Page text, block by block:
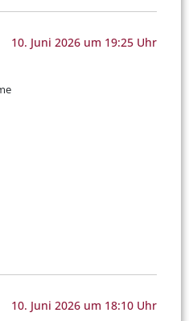
10. Juni 2026 um 19:25 Uhr
10. Juni 2026 um 18:10 Uhr